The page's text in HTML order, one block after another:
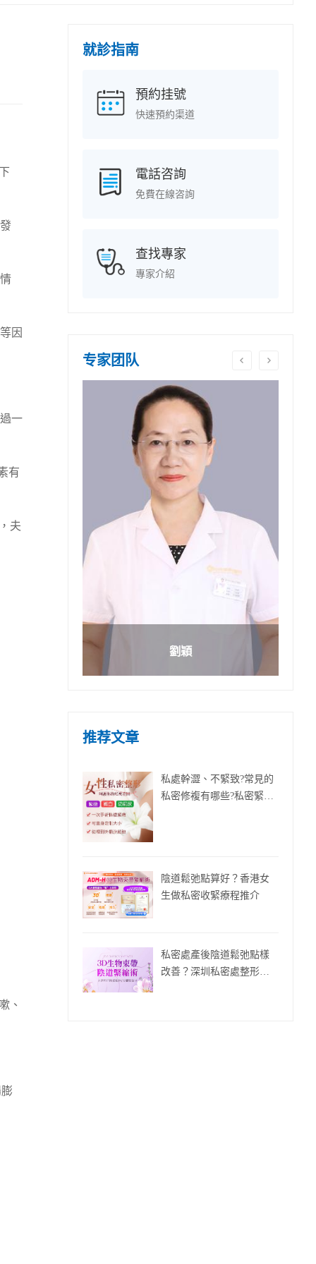
因
一
有
夫
、
就診指南
預約挂號
快速預約渠道
電話咨詢
免費在線咨詢
查找專家
專家介紹
专家团队
劉穎
推荐文章
私處幹澀、不緊致?常見的
私密修複有哪些?私密緊實
陰道鬆弛點算好？香港女
生做私密收緊療程推介
私密處產後陰道鬆弛點樣
改善？深圳私密處整形療